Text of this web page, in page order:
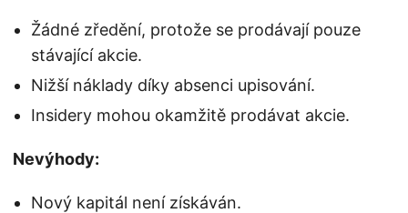
Žádné zředění, protože se prodávají pouze
stávající akcie.
Nižší náklady díky absenci upisování.
Insidery mohou okamžitě prodávat akcie.
Nevýhody:
Nový kapitál není získáván.